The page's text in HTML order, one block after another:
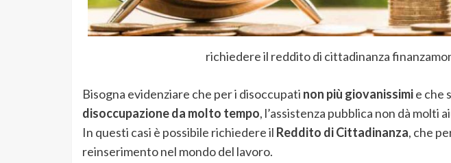
richiedere il reddito di cittadinanza
Bisogna evidenziare che per i disoccupati non più giovanissimie che
disoccupazione da molto tempo, l’assistenza pubblica non dà molti
In questi casi è possibile richiedere il Reddito di Cittadinanza, che
reinserimento nel mondo del lavoro.